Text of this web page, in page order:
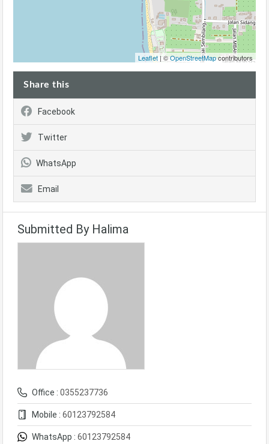
Leaflet | ©OpenStreetMapcontributors
Share this
Facebook
Twitter
WhatsApp
Email
Submitted By Halima
Office : 0355237736
Mobile : 60123792584
WhatsApp : 60123792584